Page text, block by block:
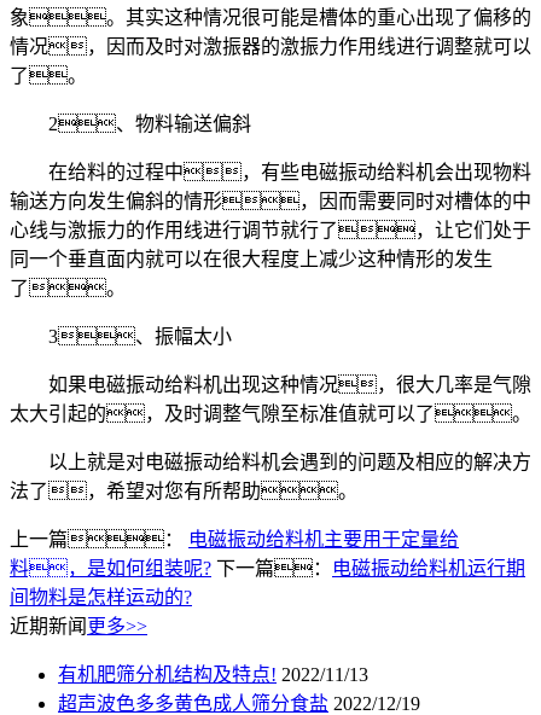
象。其实这种情况很可能是槽体的重心出现了偏移的
情况，因而及时对激振器的激振力作用线进行调整就可以
了。
2、物料输送偏斜
在给料的过程中，有些电磁振动给料机会出现物料
输送方向发生偏斜的情形，因而需要同时对槽体的中
心线与激振力的作用线进行调节就行了，让它们处于
同一个垂直面内就可以在很大程度上减少这种情形的发生
了。
3、振幅太小
如果电磁振动给料机出现这种情况，很大几率是气隙
太大引起的，及时调整气隙至标准值就可以了。
以上就是对电磁振动给料机会遇到的问题及相应的解决方
法了，希望对您有所帮助。
上一篇：
电磁振动给料机主要用于定量给
料，是如何组装呢? 下一篇：
电磁振动给料机运行期
间物料是怎样运动的?
近期新闻 更多>>
有机肥筛分机结构及特点! 2022/11/13
超声波色多多黄色成人筛分食盐 2022/12/19